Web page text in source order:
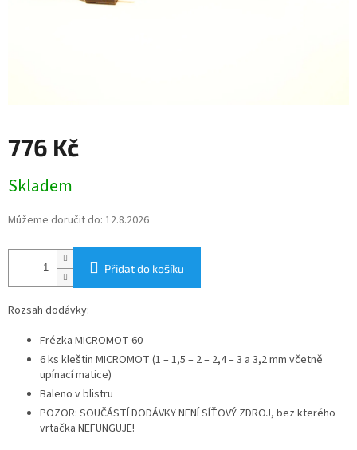
776 Kč
cena:
Skladem
Můžeme doručit do: 12.8.2026
Přidat do košíku
Rozsah dodávky:
Frézka MICROMOT 60
6 ks kleštin MICROMOT (1 – 1,5 – 2 – 2,4 – 3 a 3,2 mm včetně
upínací matice)
Baleno v blistru
POZOR: SOUČÁSTÍ DODÁVKY NENÍ SÍŤOVÝ ZDROJ, bez kterého
vrtačka NEFUNGUJE!